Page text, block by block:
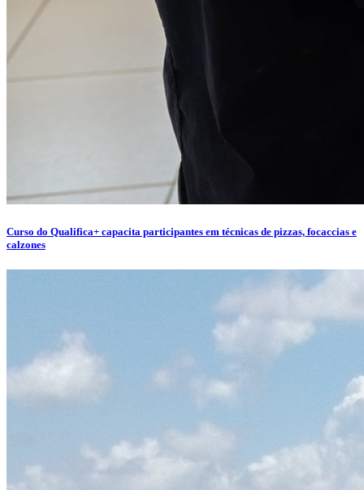
Curso do Qualifica+ capacita participantes em técnicas de pizzas, focaccias e
calzones